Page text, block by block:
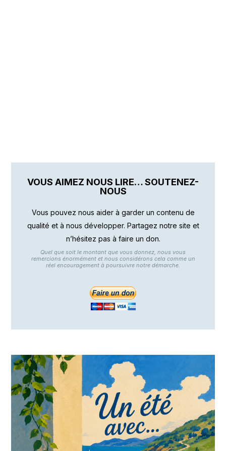
VOUS AIMEZ NOUS LIRE… SOUTENEZ-
NOUS
Vous pouvez nous aider à garder un contenu de
qualité et à nous développer. Partagez notre site et
n’hésitez pas à faire un don.
Quel que soit le montant que vous donnez, nous vous
remercions énormément et nous considérons cela comme un
réel encouragement à poursuivre notre démarche.